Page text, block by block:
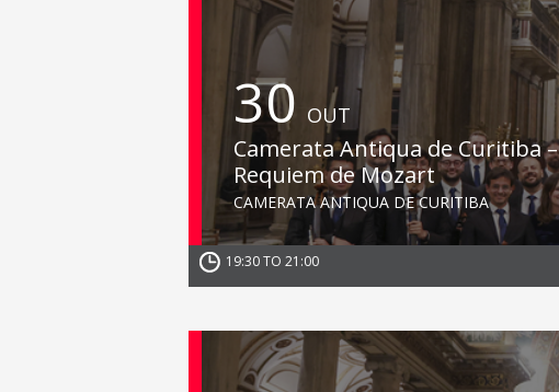
30 OUT
Camerata Antiqua de Curitiba –
Requiem de Mozart
CAMERATA ANTIQUA DE CURITIBA
19:30 TO 21:00